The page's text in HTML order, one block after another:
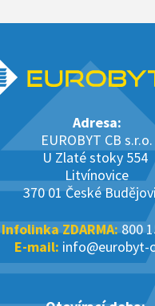
Adresa:
EUROBYT CB s.r.o.
U Zlaté stoky 554
Litvínovice
370 01 České
Infolinka ZDARMA:800
E-mail: info@eurobyt-